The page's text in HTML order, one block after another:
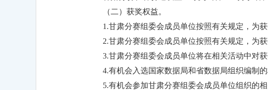
（二）获奖权益。
1.甘肃分赛组委会成员单位按照有关规定，为
2.甘肃分赛组委会成员单位按照有关规定，为
3.甘肃分赛组委会成员单位将在相关活动中对
4.有机会入选国家数据局和省数据局组织编制
5.有机会参加甘肃分赛组委会成员单位组织的相